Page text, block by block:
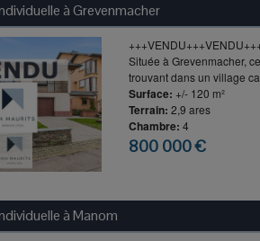
àGrevenmacher
Située à Grevenmacher,
trouvant dans un village
Surface: +/- 120 m²
Terrain: 2,9 ares
Chambre: 4
800 000 €
àManom